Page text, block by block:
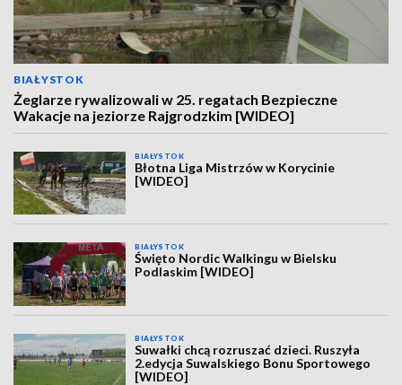
BIAŁYSTOK
Żeglarze rywalizowali w 25. regatach Bezpieczne
Wakacje na jeziorze Rajgrodzkim [WIDEO]
BIAŁYSTOK
Błotna Liga Mistrzów w Korycinie
[WIDEO]
BIAŁYSTOK
Święto Nordic Walkingu w Bielsku
Podlaskim [WIDEO]
BIAŁYSTOK
Suwałki chcą rozruszać dzieci. Ruszyła
2.edycja Suwalskiego Bonu Sportowego
[WIDEO]